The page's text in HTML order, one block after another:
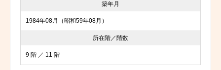
築年月
1984年08月（昭和59年08月）
所在階／階数
9 階 ／ 11 階